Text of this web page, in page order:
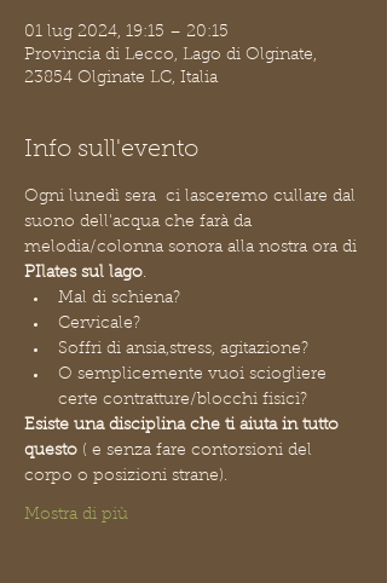
01 lug 2024, 19:15 – 20:15
Provincia di Lecco, Lago di Olginate,
23854 Olginate LC, Italia
Info sull'evento
Ogni lunedì sera  ci lasceremo cullare dal
suono dell'acqua che farà da
melodia/colonna sonora alla nostra ora di
PIlates sul lago.
Mal di schiena?
Cervicale?
Soffri di ansia,stress, agitazione?
O semplicemente vuoi sciogliere
certe contratture/blocchi fisici?
Esiste una disciplina che ti aiuta in tutto
questo ( e senza fare contorsioni del
corpo o posizioni strane).
Mostra di più